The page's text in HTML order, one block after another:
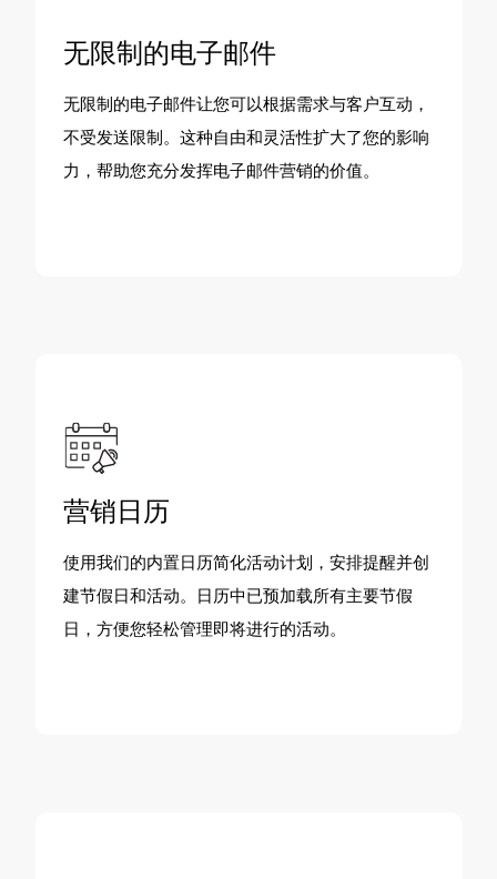
无限制的电子邮件
无限制的电子邮件让您可以根据需求与客户互动，
不受发送限制。这种自由和灵活性扩大了您的影响
力，帮助您充分发挥电子邮件营销的价值。
营销日历
使用我们的内置日历简化活动计划，安排提醒并创
建节假日和活动。日历中已预加载所有主要节假
日，方便您轻松管理即将进行的活动。